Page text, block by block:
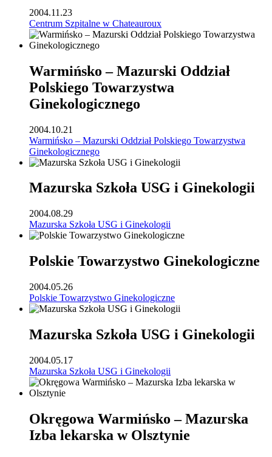
2004.11.23
Centrum Szpitalne w Chateauroux
Warmińsko – Mazurski Oddział
Polskiego Towarzystwa
Ginekologicznego
2004.10.21
Warmińsko – Mazurski Oddział Polskiego Towarzystwa
Ginekologicznego
Mazurska Szkoła USG i Ginekologii
2004.08.29
Mazurska Szkoła USG i Ginekologii
Polskie Towarzystwo Ginekologiczne
2004.05.26
Polskie Towarzystwo Ginekologiczne
Mazurska Szkoła USG i Ginekologii
2004.05.17
Mazurska Szkoła USG i Ginekologii
Okręgowa Warmińsko – Mazurska
Izba lekarska w Olsztynie